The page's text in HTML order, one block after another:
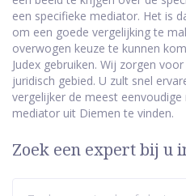
een specifieke mediator. Het is
om een goede vergelijking te
overwogen keuze te kunnen
Judex gebruiken. Wij zorgen
juridisch gebied. U zult snel
vergelijker de meest
mediator uit Diemen te vinden.
Zoek een expert bij u